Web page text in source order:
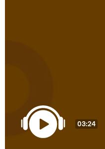
03:24